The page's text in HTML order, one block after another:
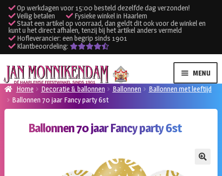
Op werkdagen voor 15:00 besteld dezelfde dag verzonden!
Veilig betalen
Fysieke winkel in Haarlem
Staat een artikel op voorraad, dan geldt dit ook voor de winkel en
kunt u het direct afhalen, tenzij bij het artikel anders vermeld
Hofleverancier: een begrip sinds 1901
Klantbeoordeling:
Ga
door
naar
navigatie
Ga
naar
de
inhoud
MENU
Verhuur kleding
Verhuur apparatuur
Home Decoratie & ballonnen Ballonnen
Ballonnen met leeftijd
Ballonnen 70 jaar Fancy party 6st
Ballonnen 70 jaar Fancy party 6st